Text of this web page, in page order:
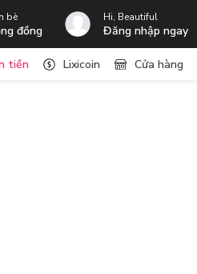
bè
đồng
Hi, Beautiful
Đăng nhập ngay
tiền Lixicoin Cửa hàng